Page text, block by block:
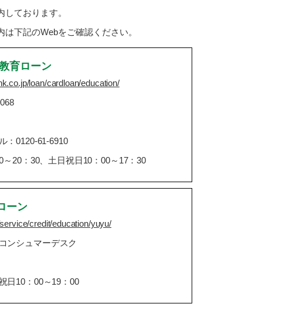
ております。
下記のWebをご確認ください。
育ローン
loan/cardloan/education/
：0120-61-6910
20：30、土日祝日10：00～17：30
ーン
credit/education/yuyu/
ンシュマーデスク
日10：00～19：00